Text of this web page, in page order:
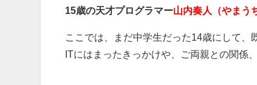
15歳の天才プログラマー山内奏人（やまう
ここでは、まだ中学生だった14歳にして、
ITにはまったきっかけや、ご両親との関係